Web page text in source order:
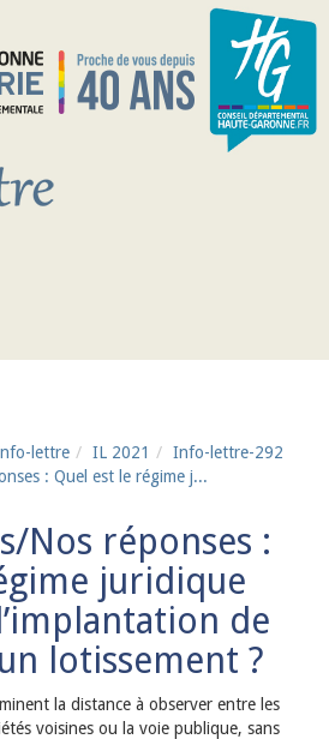
lettre IL 2021
Info-lettre-292
: Quel est le régime j...
Nos réponses :
juridique
de
lotissement ?
la distance à observer entre les
voisines ou la voie publique, sans